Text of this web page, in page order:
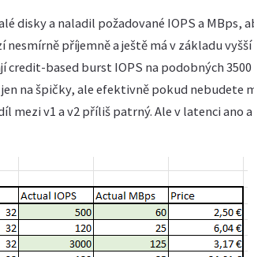
disky a naladil požadované IOPS a MBps,
nesmírně příjemně a ještě má v základu
credit-based burst IOPS na podobných
na špičky, ale efektivně pokud nebudete
mezi v1 a v2 příliš patrný. Ale v latenci ano